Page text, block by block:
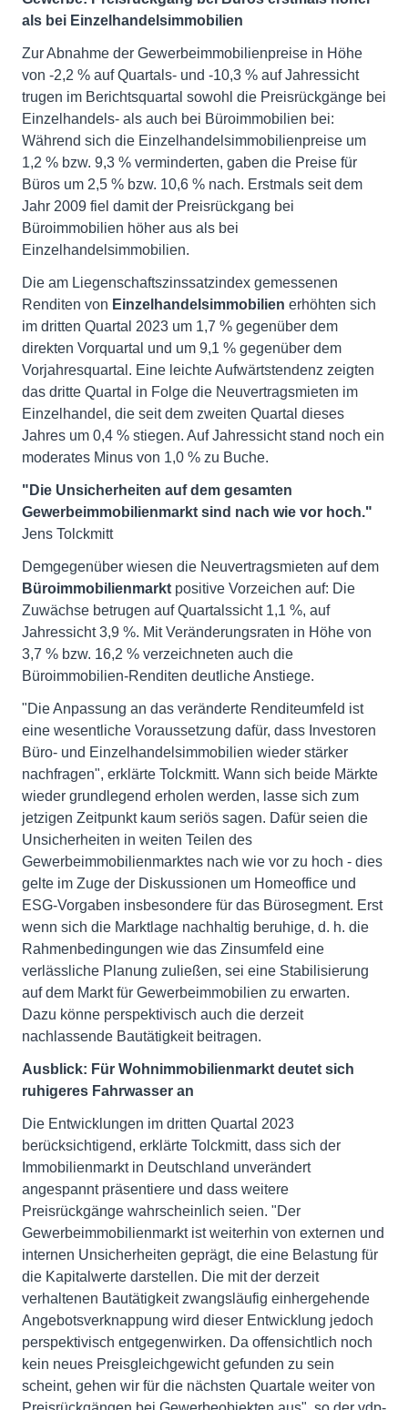
als bei Einzelhandelsimmobilien
Zur Abnahme der Gewerbeimmobilienpreise in Höhe
von -2,2 % auf Quartals- und -10,3 % auf Jahressicht
trugen im Berichtsquartal sowohl die Preisrückgänge bei
Einzelhandels- als auch bei Büroimmobilien bei:
Während sich die Einzelhandelsimmobilienpreise um
1,2 % bzw. 9,3 % verminderten, gaben die Preise für
Büros um 2,5 % bzw. 10,6 % nach. Erstmals seit dem
Jahr 2009 fiel damit der Preisrückgang bei
Büroimmobilien höher aus als bei
Einzelhandelsimmobilien.
Die am Liegenschaftszinssatzindex gemessenen
Renditen von Einzelhandelsimmobilien erhöhten sich
im dritten Quartal 2023 um 1,7 % gegenüber dem
direkten Vorquartal und um 9,1 % gegenüber dem
Vorjahresquartal. Eine leichte Aufwärtstendenz zeigten
das dritte Quartal in Folge die Neuvertragsmieten im
Einzelhandel, die seit dem zweiten Quartal dieses
Jahres um 0,4 % stiegen. Auf Jahressicht stand noch ein
moderates Minus von 1,0 % zu Buche.
"Die Unsicherheiten auf dem gesamten
Gewerbeimmobilienmarkt sind nach wie vor hoch."
Jens Tolckmitt
Demgegenüber wiesen die Neuvertragsmieten auf dem
Büroimmobilienmarkt positive Vorzeichen auf: Die
Zuwächse betrugen auf Quartalssicht 1,1 %, auf
Jahressicht 3,9 %. Mit Veränderungsraten in Höhe von
3,7 % bzw. 16,2 % verzeichneten auch die
Büroimmobilien-Renditen deutliche Anstiege.
"Die Anpassung an das veränderte Renditeumfeld ist
eine wesentliche Voraussetzung dafür, dass Investoren
Büro- und Einzelhandelsimmobilien wieder stärker
nachfragen", erklärte Tolckmitt. Wann sich beide Märkte
wieder grundlegend erholen werden, lasse sich zum
jetzigen Zeitpunkt kaum seriös sagen. Dafür seien die
Unsicherheiten in weiten Teilen des
Gewerbeimmobilienmarktes nach wie vor zu hoch - dies
gelte im Zuge der Diskussionen um Homeoffice und
ESG-Vorgaben insbesondere für das Bürosegment. Erst
wenn sich die Marktlage nachhaltig beruhige, d. h. die
Rahmenbedingungen wie das Zinsumfeld eine
verlässliche Planung zuließen, sei eine Stabilisierung
auf dem Markt für Gewerbeimmobilien zu erwarten.
Dazu könne perspektivisch auch die derzeit
nachlassende Bautätigkeit beitragen.
Ausblick: Für Wohnimmobilienmarkt deutet sich
ruhigeres Fahrwasser an
Die Entwicklungen im dritten Quartal 2023
berücksichtigend, erklärte Tolckmitt, dass sich der
Immobilienmarkt in Deutschland unverändert
angespannt präsentiere und dass weitere
Preisrückgänge wahrscheinlich seien. "Der
Gewerbeimmobilienmarkt ist weiterhin von externen und
internen Unsicherheiten geprägt, die eine Belastung für
die Kapitalwerte darstellen. Die mit der derzeit
verhaltenen Bautätigkeit zwangsläufig einhergehende
Angebotsverknappung wird dieser Entwicklung jedoch
perspektivisch entgegenwirken. Da offensichtlich noch
kein neues Preisgleichgewicht gefunden zu sein
scheint, gehen wir für die nächsten Quartale weiter von